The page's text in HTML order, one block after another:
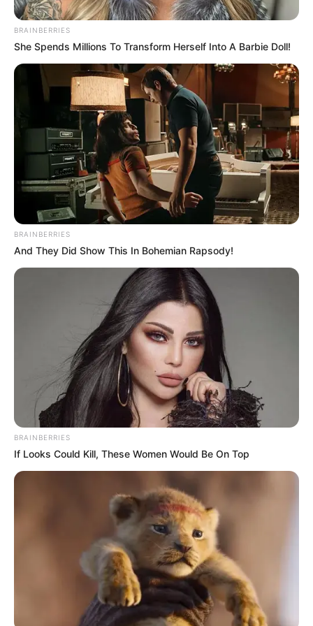
Ecuador no lo iba a poner fácil, por algo, este era un duelo
de líderes tras la victoria de las ecuatorianas contra
y el triunfo de Colombia frente a Perú
que tenía muchas cosas por delante por el cambio
generacional de ambas saliendo de jugadoras como
Moreira, capitana de la ‘Tri’ yCatalina Usme
para las
cafeteras que no hicieron parte de la convocatoria.
PRIMERA PARTE CON PENAL TARDÍO
PARA COLOMBIA
Durante los primeros minutos, Colombia se adueñó de la
pelota sin crear muchas opciones de gol. La
aproximación fue de larga distancia por los espacios que
cerró Ecuador en un remate deJorelyn Carabalí
perdió por arriba. Luego la localía respondió con Karen
Flores y un disparo que atajó con tranquilidad
Colombia atacó desde la pelota parada en un tiro libre
BRAINBERRIES
She Spends Millions To Transform Herself Into A Barbie Doll!
BRAINBERRIES
And They Did Show This In Bohemian Rapsody!
BRAINBERRIES
If Looks Could Kill, These Women Would Be On Top